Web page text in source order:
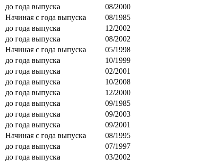
до года выпуска
08/2000
Начиная с года выпуска
08/1985
до года выпуска
12/2002
до года выпуска
08/2002
Начиная с года выпуска
05/1998
до года выпуска
10/1999
до года выпуска
02/2001
до года выпуска
10/2008
до года выпуска
12/2000
до года выпуска
09/1985
до года выпуска
09/2003
до года выпуска
09/2001
Начиная с года выпуска
08/1995
до года выпуска
07/1997
до года выпуска
03/2002